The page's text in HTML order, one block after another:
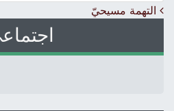
Post navigation
التهمة مسيحيّ